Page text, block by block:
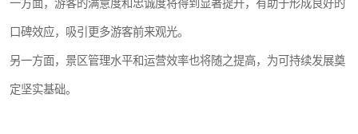
一方面，游客的满意度和忠诚度将得到显著提升，有助于形成良好的
口碑效应，吸引更多游客前来观光。
另一方面，景区管理水平和运营效率也将随之提高，为可持续发展奠
定坚实基础。